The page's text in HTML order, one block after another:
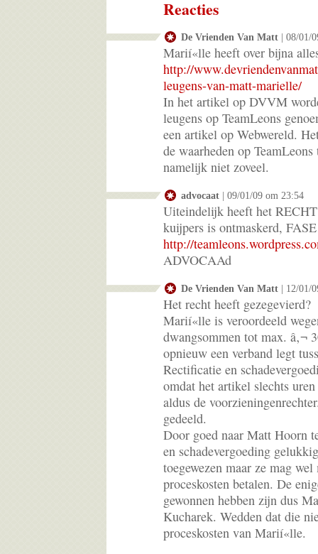
Reacties
De Vrienden Van Matt | 08/01/
Marií«lle heeft over bijna
http://
leugens-van-matt-marielle/
In het artikel op DVVM
leugens op TeamLeons
een artikel op Webwereld.
de waarheden op
namelijk niet zoveel.
advocaat | 09/01/09 om 23:54
Uiteindelijk heeft het
kuijpers is ontmaskerd,
http://
ADVOCAAd
De Vrienden Van Matt | 12/01/
Het recht heeft gezegevierd?
Marií«lle is veroordeeld
dwangsommen tot max. â‚¬
opnieuw een verband legt
Rectificatie en
omdat het artikel slechts
aldus de
gedeeld.
Door goed naar Matt Hoorn
en schadevergoeding
toegewezen maar ze mag
proceskosten betalen. De
gewonnen hebben zijn dus
Kucharek. Wedden dat die
proceskosten van Marií«lle.